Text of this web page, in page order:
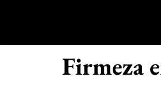
Firmeza